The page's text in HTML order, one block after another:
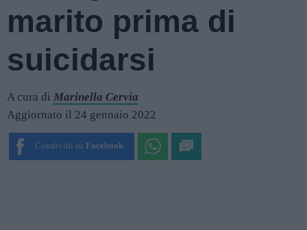
marito prima di
suicidarsi
A cura di Marinella Cervia
Aggiornato il 24 gennaio 2022
Condividi su Facebook